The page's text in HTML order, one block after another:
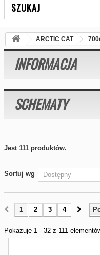
ARCTIC CAT
INFORMACJA
SCHEMATY
Jest 111 produktów.
Sortuj wg
1 2 3 4
Pokazuje 1 - 32 z 111